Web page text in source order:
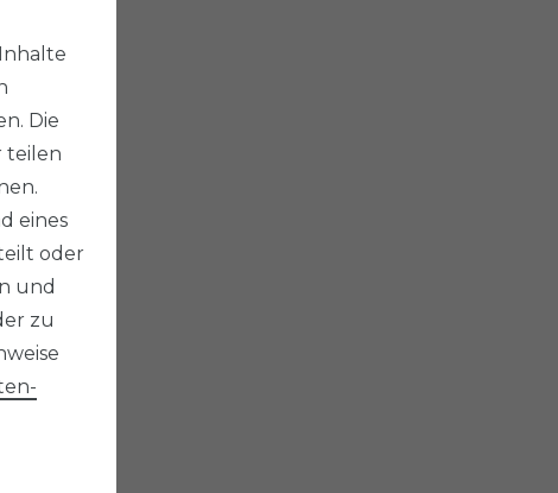
Die
teilen
eines
oder
und
zu